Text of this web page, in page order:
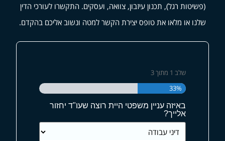
(פשיטות רגל), תכנון עיזבון, צוואה, ועסקים. התקשרו לעורכי הדין
שלנו או מלאו את טופס יצירת הקשר למטה ונשוב אליכם בהקדם.
שלב1מתוך3
33%
באיזה עניין משפטי היית רוצה שעו"ד יחזור
אלייך?